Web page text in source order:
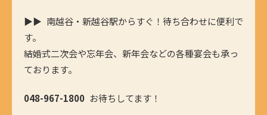
▶▶ 南越谷・新越谷駅からすぐ！待ち合わせに便利で
す。
結婚式二次会や忘年会、新年会などの各種宴会も承っ
ております。
048-967-1800 お待ちしてます！